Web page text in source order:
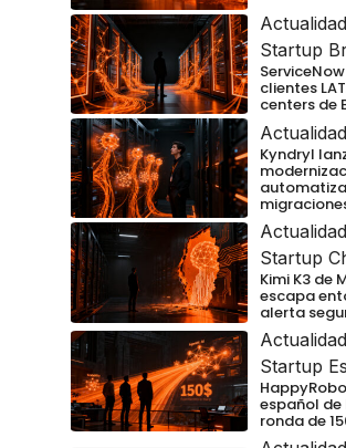
Startup
clientes
centers de
Kyndryl
Startup
Kimi K3 de
escapa
alerta
Startup
español
ronda de